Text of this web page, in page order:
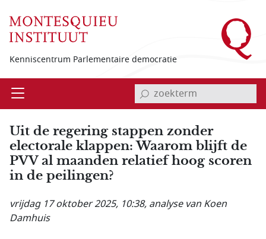
Kenniscentrum Parlementaire democratie
Open invoerveld zoekterm
Uit de regering stappen zonder
electorale klappen: Waarom blijft de
PVV al maanden relatief hoog scoren
in de peilingen?
vrijdag 17 oktober 2025, 10:38, analyse van Koen
Damhuis